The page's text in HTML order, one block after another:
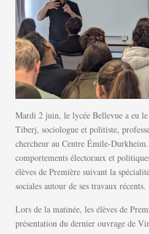
Mardi 2 juin, le lycée Bellevue a eu
Tiberj, sociologue et politiste,
chercheur au Centre Émile-
comportements électoraux et
élèves de Première suivant la
sociales autour de ses travaux récents.
Lors de la matinée, les élèves de
présentation du dernier ouvrage de